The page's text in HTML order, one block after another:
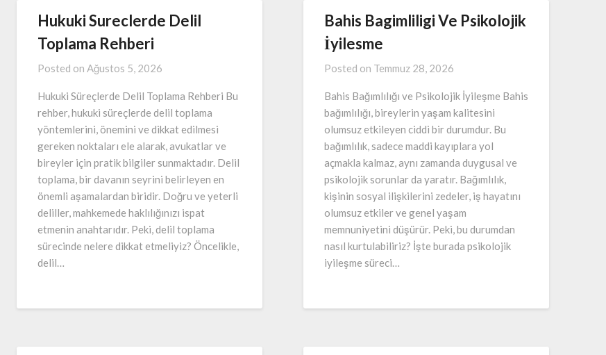
Hukuki Sureclerde Delil
Toplama Rehberi
Posted on Ağustos 5, 2026
Hukuki Süreçlerde Delil Toplama Rehberi Bu
rehber, hukuki süreçlerde delil toplama
yöntemlerini, önemini ve dikkat edilmesi
gereken noktaları ele alarak, avukatlar ve
bireyler için pratik bilgiler sunmaktadır. Delil
toplama, bir davanın seyrini belirleyen en
önemli aşamalardan biridir. Doğru ve yeterli
deliller, mahkemede haklılığınızı ispat
etmenin anahtarıdır. Peki, delil toplama
sürecinde nelere dikkat etmeliyiz? Öncelikle,
delil…
Bahis Bagimliligi Ve Psikolojik
İyilesme
Posted on Temmuz 28, 2026
Bahis Bağımlılığı ve Psikolojik İyileşme Bahis
bağımlılığı, bireylerin yaşam kalitesini
olumsuz etkileyen ciddi bir durumdur. Bu
bağımlılık, sadece maddi kayıplara yol
açmakla kalmaz, aynı zamanda duygusal ve
psikolojik sorunlar da yaratır. Bağımlılık,
kişinin sosyal ilişkilerini zedeler, iş hayatını
olumsuz etkiler ve genel yaşam
memnuniyetini düşürür. Peki, bu durumdan
nasıl kurtulabiliriz? İşte burada psikolojik
iyileşme süreci…